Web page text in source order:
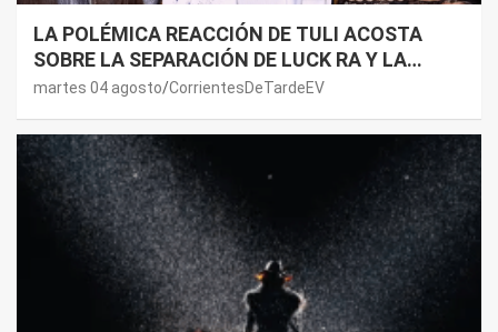
LA POLÉMICA REACCIÓN DE TULI ACOSTA
SOBRE LA SEPARACIÓN DE LUCK RA Y LA
JOAQUI: “¿MI VERDAD?”
martes 04 agosto CorrientesDeTardeEV